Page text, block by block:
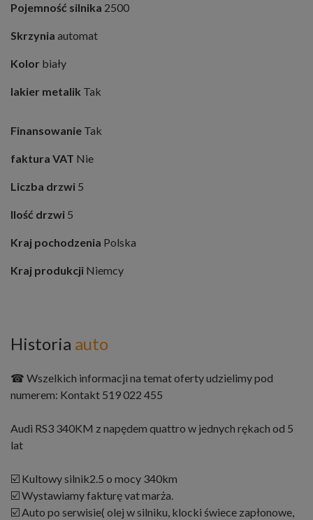
Pojemność silnika 2500
Skrzynia automat
Kolor biały
lakier metalik Tak
Finansowanie Tak
faktura VAT Nie
Liczba drzwi 5
Ilość drzwi 5
Kraj pochodzenia Polska
Kraj produkcji Niemcy
Historia auto
☎ Wszelkich informacji na temat oferty udzielimy pod
numerem: Kontakt 519 022 455
Audi RS3 340KM z napędem quattro w jednych rękach od 5
lat
☑️ Kultowy silnik2.5 o mocy 340km
☑️ Wystawiamy fakturę vat marża.
☑️ Auto po serwisie( olej w silniku, klocki świece zapłonowe,